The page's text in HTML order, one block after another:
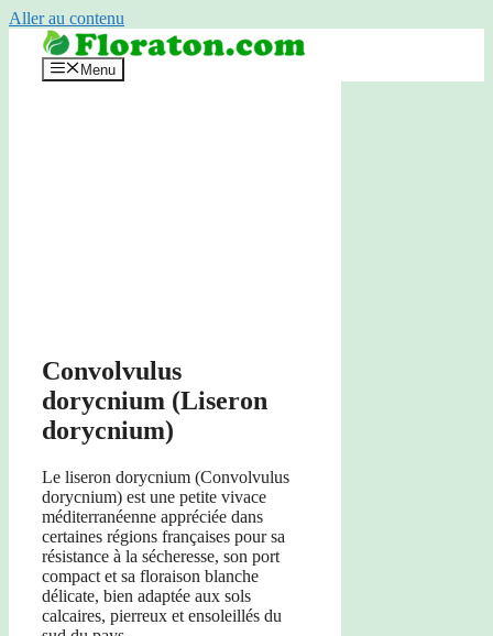
Aller au contenu
Menu
Convolvulus
dorycnium (Liseron
dorycnium)
Le liseron dorycnium (Convolvulus
dorycnium) est une petite vivace
méditerranéenne appréciée dans
certaines régions françaises pour sa
résistance à la sécheresse, son port
compact et sa floraison blanche
délicate, bien adaptée aux sols
calcaires, pierreux et ensoleillés du